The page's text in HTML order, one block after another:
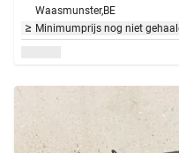
Waasmunster,BE
Minimumprijs nog niet